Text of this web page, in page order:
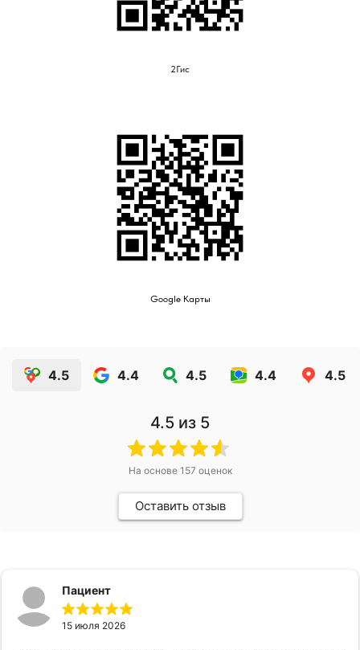
2Гис
Google Карты
4.5 4.4 4.5 4.4 4.5
4.5 из 5
На основе 157 оценок
Оставить отзыв
Пациент
15 июля 2026